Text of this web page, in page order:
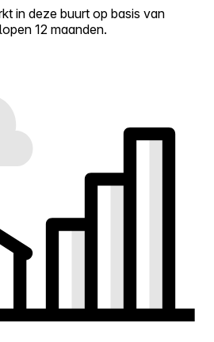
in deze buurt op basis van
12 maanden.